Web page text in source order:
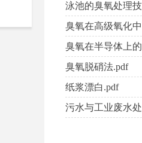
泳池的臭氧处理
臭氧在高级氧化
臭氧在半导体上
臭氧脱硝法.pdf
纸浆漂白.pdf
污水与工业废水